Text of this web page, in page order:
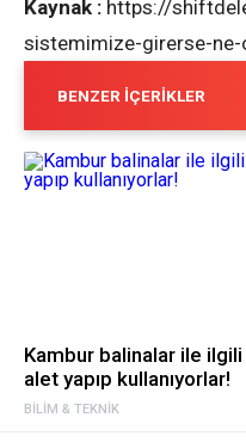
Kaynak : https://
sistemimize-girerse-ne-
BENZER İÇERIKLER
BILIM & TEKNIK
Kambur balinalar ile ilgili
alet yapıp kullanıyorlar!